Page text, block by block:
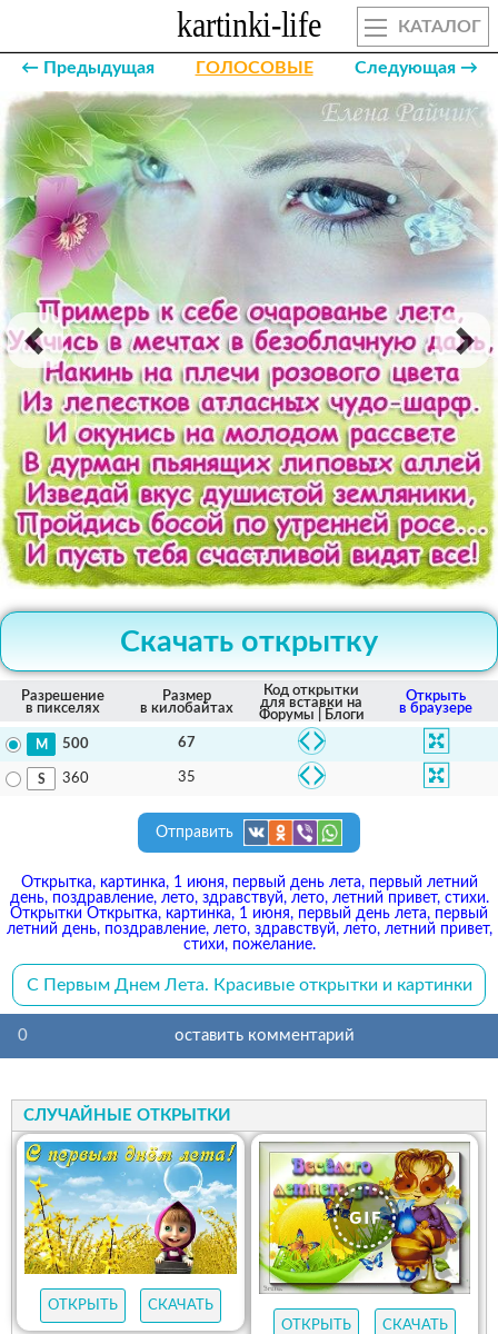
КАТАЛОГ
← Предыдущая ГОЛОСОВЫЕ Следующая →
Скачать открытку
Разрешение
в пикселях
Размер
в килобайтах
Код открытки
для вставки на
Форумы | Блоги
Открыть
в браузере
500 67
360 35
Отправить
Открытка, картинка, 1 июня, первый день лета, первый летний
день, поздравление, лето, здравствуй, лето, летний привет, стихи.
Открытки Открытка, картинка, 1 июня, первый день лета, первый
летний день, поздравление, лето, здравствуй, лето, летний привет,
стихи, пожелание.
С Первым Днем Лета. Красивые открытки и картинки
0 оставить комментарий
СЛУЧАЙНЫЕ ОТКРЫТКИ
ОТКРЫТЬ
СКАЧАТЬ
ОТКРЫТЬ
СКАЧАТЬ